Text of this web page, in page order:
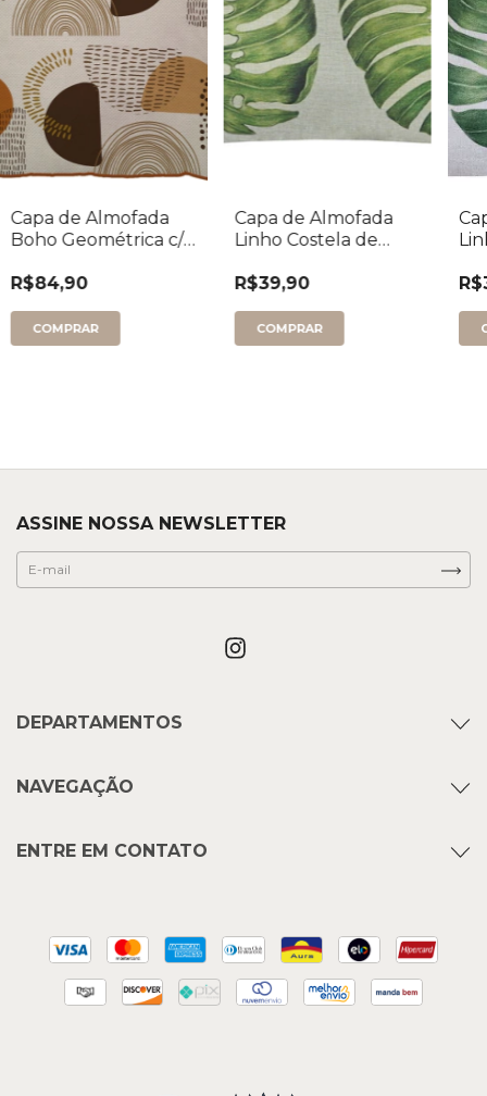
Capa de Almofada
Boho Geométrica c/
R$84,90
Capa de Almofada
Linho Costela de
R$39,90
ASSINE NOSSA NEWSLETTER
DEPARTAMENTOS
NAVEGAÇÃO
ENTRE EM CONTATO